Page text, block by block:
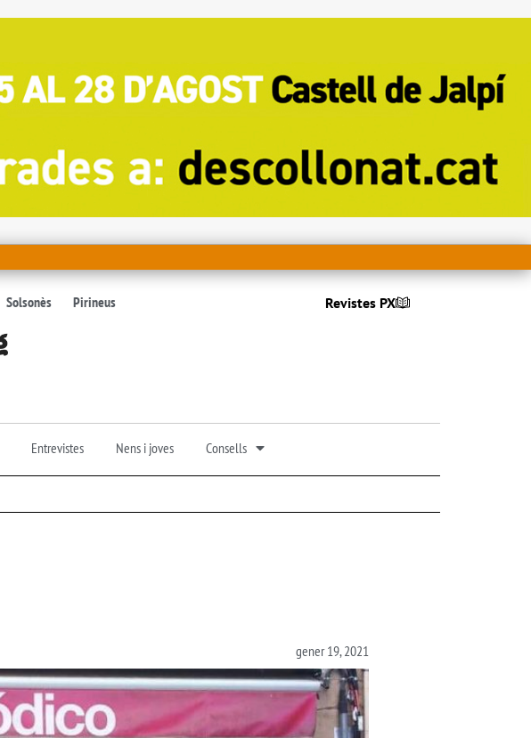
Solsonès Pirineus Revistes PX
Entrevistes Nens i joves Consells
gener 19, 2021